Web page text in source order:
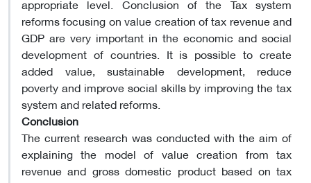
reforms focusing on value creation of tax revenue and
GDP are very important in the economic and social
development of countries. It is possible to create
added value, sustainable development, reduce
poverty and improve social skills by improving the tax
system and related reforms.
Conclusion
The current research was conducted with the aim of
explaining the model of value creation from tax
revenue and gross domestic product based on tax